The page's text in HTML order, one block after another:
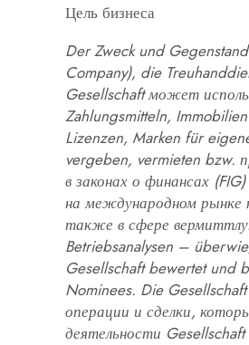
Цель бизнеса
Der Zweck und
Company), die
Gesellschaft может
Zahlungsmitteln,
Lizenzen, Marken für
vergeben, vermieten bzw.
в законах о финансах
на международном рынке
также в сфере
Betriebsanalysen –
Gesellschaft bewertet und
Nominees. Die
операции и сделки,
деятельности